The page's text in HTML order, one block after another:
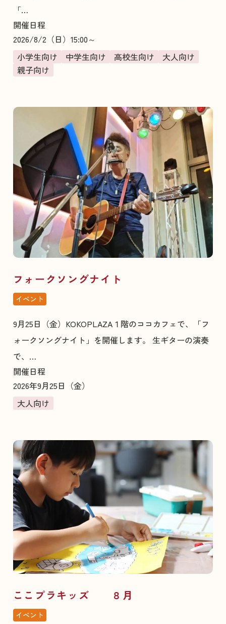
「…
開催日程
2026/8/2（日）15:00～
小学生向け
中学生向け 高校生向け
大人向け
親子向け
フォークソングナイト
イベント
9月25日（金）KOKOPLAZA１階のココカフェで、「フ
ォークソングナイト」を開催します。 生ギターの演奏
で、…
開催日程
2026年9月25日（金）
大人向け
ここプラキッズ ８月
イベント